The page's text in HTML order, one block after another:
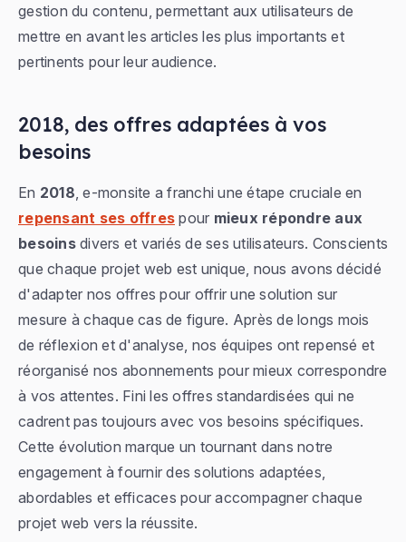
gestion du contenu, permettant aux utilisateurs de
mettre en avant les articles les plus importants et
pertinents pour leur audience.
2018, des offres adaptées à vos
besoins
En 2018 , e-monsite a franchi une étape cruciale en
repensant ses offres pour mieux répondre aux
besoinsdivers et variés de ses utilisateurs. Conscients
que chaque projet web est unique, nous avons décidé
d'adapter nos offres pour offrir une solution sur
mesure à chaque cas de figure. Après de longs mois
de réflexion et d'analyse, nos équipes ont repensé et
réorganisé nos abonnements pour mieux correspondre
à vos attentes. Fini les offres standardisées qui ne
cadrent pas toujours avec vos besoins spécifiques.
Cette évolution marque un tournant dans notre
engagement à fournir des solutions adaptées,
abordables et efficaces pour accompagner chaque
projet web vers la réussite.